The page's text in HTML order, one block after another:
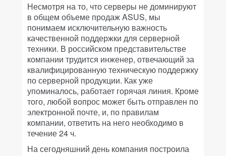
Несмотря на то, что серверы не доминируют
в общем объеме продаж ASUS, мы
понимаем исключительную важность
качественной поддержки для серверной
техники. В российском представительстве
компании трудится инженер, отвечающий за
квалифицированную техническую поддержку
по серверной продукции. Как уже
упоминалось, работает горячая линия. Кроме
того, любой вопрос может быть отправлен по
электронной почте, и, по правилам
компании, ответить на него необходимо в
течение 24 ч.
На сегодняшний день компания построила